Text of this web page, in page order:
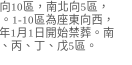
10區，南北向5區，
1-10區為座東向西，
1月1日開始禁葬。南
丙、丁、戊5區。